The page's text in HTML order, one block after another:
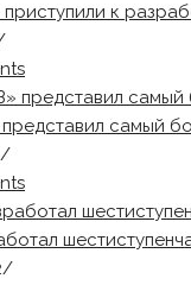
к
самый
/
/